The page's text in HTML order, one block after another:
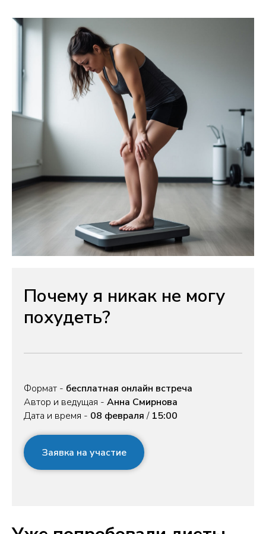
Почему я никак не могу
похудеть?
Формат - бесплатная онлайн встреча
Автор и ведущая - Анна Смирнова
Дата и время - 08 февраля/ 15:00
Заявка на участие